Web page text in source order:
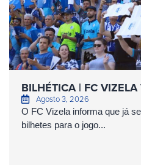
BILHÉTICA | FC
Agosto 3, 2026
O FC Vizela informa que já
bilhetes para o jogo...